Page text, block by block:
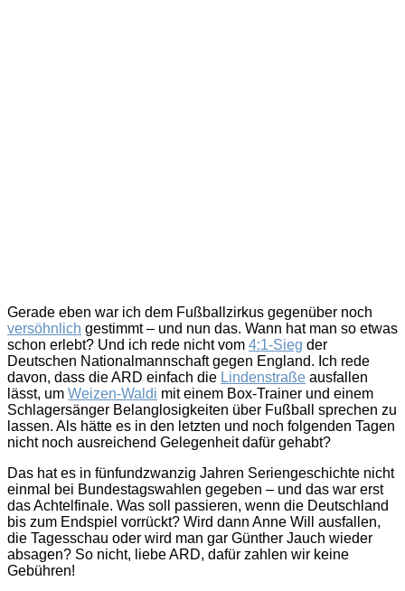
Gerade eben war ich dem Fußballzirkus gegenüber noch
versöhnlich gestimmt – und nun das. Wann hat man so etwas
schon erlebt? Und ich rede nicht vom 4:1-Sieg der
Deutschen Nationalmannschaft gegen England. Ich rede
davon, dass die ARD einfach die Lindenstraße ausfallen
lässt, um Weizen-Waldi mit einem Box-Trainer und einem
Schlagersänger Belanglosigkeiten über Fußball sprechen zu
lassen. Als hätte es in den letzten und noch folgenden Tagen
nicht noch ausreichend Gelegenheit dafür gehabt?
Das hat es in fünfundzwanzig Jahren Seriengeschichte nicht
einmal bei Bundestagswahlen gegeben – und das war erst
das Achtelfinale. Was soll passieren, wenn die Deutschland
bis zum Endspiel vorrückt? Wird dann Anne Will ausfallen,
die Tagesschau oder wird man gar Günther Jauch wieder
absagen? So nicht, liebe ARD, dafür zahlen wir keine
Gebühren!